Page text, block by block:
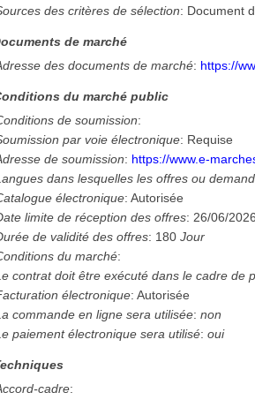
des critères de sélection: Document
de marché
des documents de marché: https://
du marché public
de soumission:
par voie électronique: Requise
de soumission: https://www.e-
dans lesquelles les offres ou
électronique:Autorisée
limite de réception des offres:26/06/2026
de validité des offres: 180 Jour
du marché:
contrat doit être exécuté dans le cadre de
électronique:Autorisée
commande en ligne sera utilisée:non
paiement électronique sera utilisé:oui
cadre: